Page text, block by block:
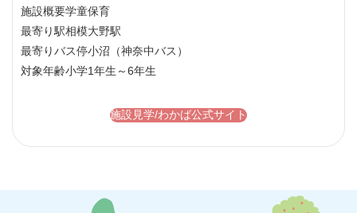
施設概要学童保育
最寄り駅相模大野駅
最寄りバス停小沼（神奈中バス）
対象年齢小学1年生～6年生
施設見学/わかば公式サイト